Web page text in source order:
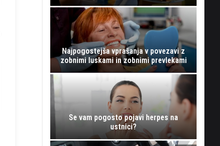
Najpogostejša vprašanja v povezavi z
zobnimi luskami in zobnimi prevlekami
Se vam pogosto pojavi herpes na
ustnici?